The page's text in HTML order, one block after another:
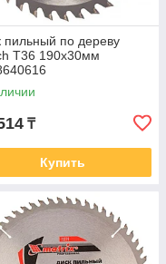
пильный по дереву
Т36 190х30мм
₸
Купить